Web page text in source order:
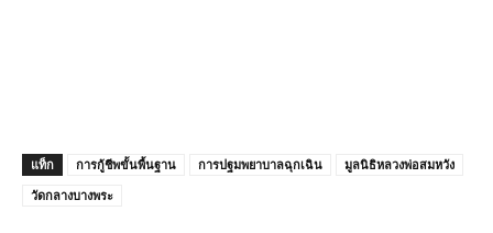
แท็ก การกู้ชีพขั้นพื้นฐาน การปฐมพยาบาลฉุกเฉิน
มูลนิธิหลวงพ่อสมหวัง
วัดกลางบางพระ